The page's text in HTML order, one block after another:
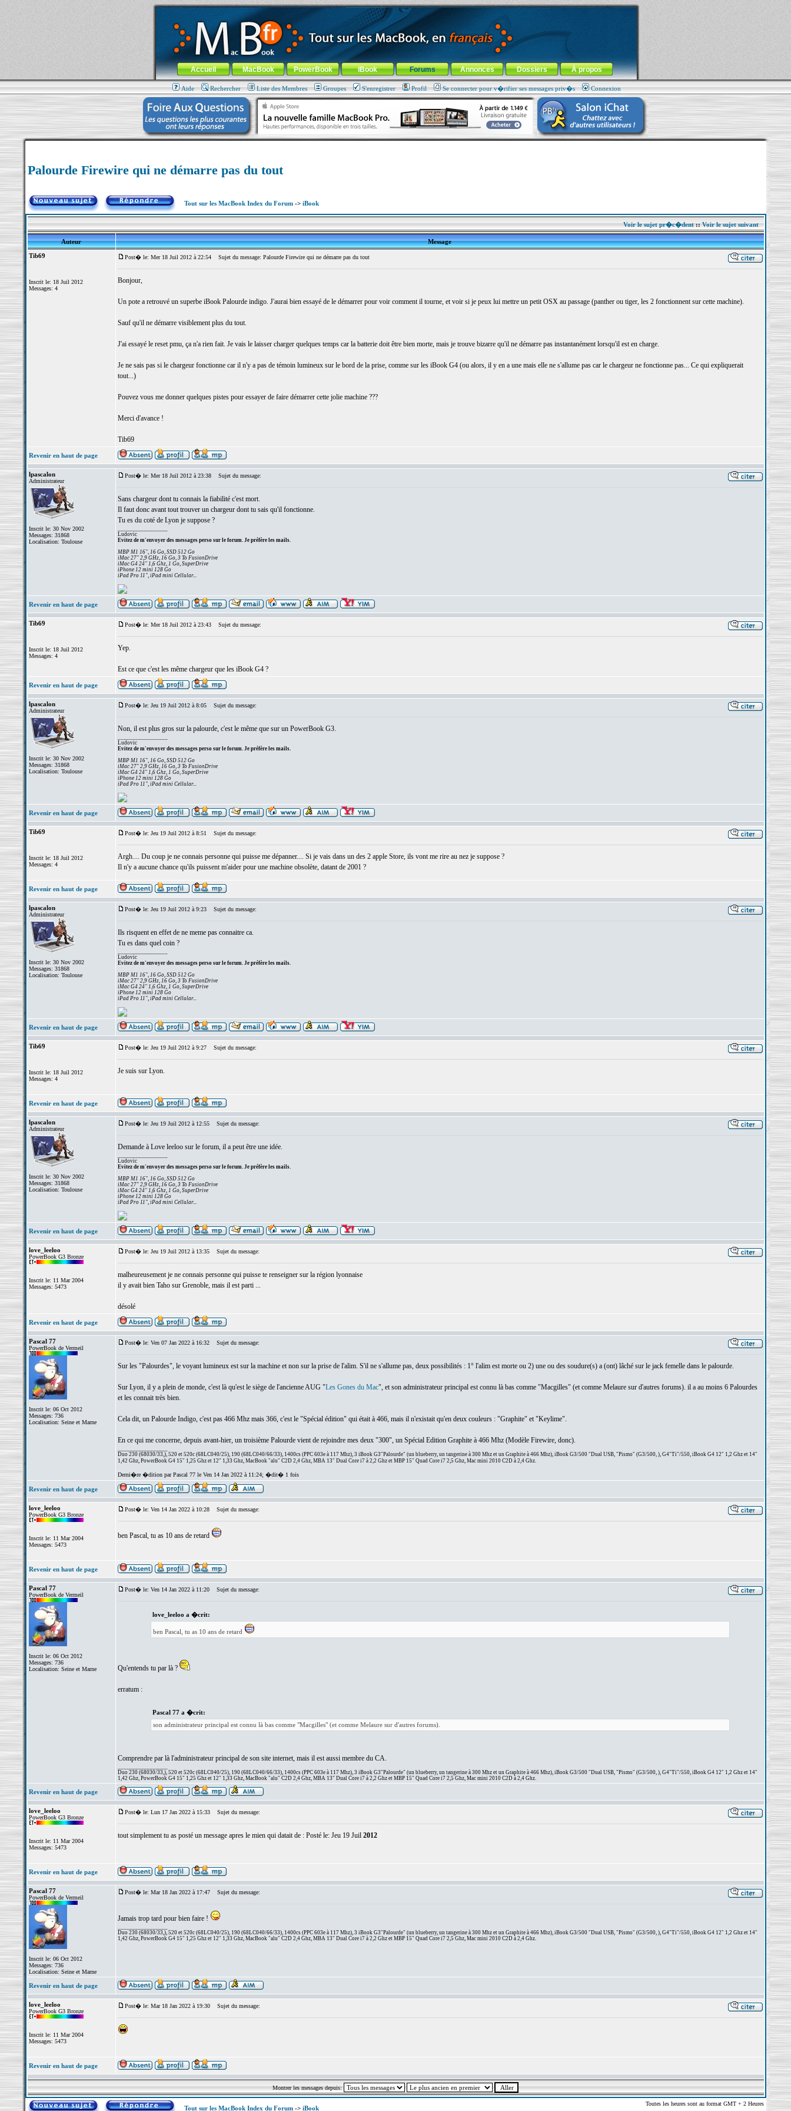
MacBook-fr.com : 100% Apple... 100% nomade !
Aller au contenu-Aller au menu général-Aller au menu de la rubrique
Menu général
Accueil MacBook PowerBook iBook Forums Annonces Dossiers À propos
Aide Rechercher Liste des Membres Groupes S'enregistrer Profil Se connecter pour v�rifier ses messages priv�s Connexion
Palourde Firewire qui ne démarre pas du tout
Tout sur les MacBook Index du Forum-> iBook
Voir le sujet pr�c�dent::Voir le sujet suivant
Auteur
Message
Tib69
Inscrit le: 18 Juil 2012
Messages: 4
Post� le: Mer 18 Juil 2012 à 22:54 Sujet du message: Palourde Firewire qui ne démarre pas du tout
Bonjour,
Un pote a retrouvé un superbe iBook Palourde indigo. J'aurai bien essayé de le démarrer pour voir comment il tourne, et voir si je peux lui mettre un petit OSX au passage (panther ou tiger, les 2 fonctionnent sur cette machine).
Sauf qu'il ne démarre visiblement plus du tout.
J'ai essayé le reset pmu, ça n'a rien fait. Je vais le laisser charger quelques temps car la batterie doit être bien morte, mais je trouve bizarre qu'il ne démarre pas instantanément lorsqu'il est en charge.
Je ne sais pas si le chargeur fonctionne car il n'y a pas de témoin lumineux sur le bord de la prise, comme sur les iBook G4 (ou alors, il y en a une mais elle ne s'allume pas car le chargeur ne fonctionne pas... Ce qui expliquerait
tout...)
Pouvez vous me donner quelques pistes pour essayer de faire démarrer cette jolie machine ???
Merci d'avance !
Tib69
Revenir en haut de page
lpascalon
Administrateur
Inscrit le: 30 Nov 2002
Messages: 31868
Localisation: Toulouse
Post� le: Mer 18 Juil 2012 à 23:38 Sujet du message:
Sans chargeur dont tu connais la fiabilité c'est mort.
Il faut donc avant tout trouver un chargeur dont tu sais qu'il fonctionne.
Tu es du coté de Lyon je suppose ?
Ludovic
Evitez de m'envoyer des messages perso sur le forum. Je préfère les mails.
MBP M1 16", 16 Go, SSD 512 Go
iMac 27" 2,9 GHz, 16 Go, 3 To FusionDrive
iMac G4 24" 1,6 Ghz, 1 Go, SuperDrive
iPhone 12 mini 128 Go
iPad Pro 11", iPad mini Cellular...
Revenir en haut de page
Tib69
Inscrit le: 18 Juil 2012
Messages: 4
Post� le: Mer 18 Juil 2012 à 23:43 Sujet du message:
Yep.
Est ce que c'est les même chargeur que les iBook G4 ?
Revenir en haut de page
lpascalon
Administrateur
Inscrit le: 30 Nov 2002
Messages: 31868
Localisation: Toulouse
Post� le: Jeu 19 Juil 2012 à 8:05 Sujet du message:
Non, il est plus gros sur la palourde, c'est le même que sur un PowerBook G3.
Ludovic
Evitez de m'envoyer des messages perso sur le forum. Je préfère les mails.
MBP M1 16", 16 Go, SSD 512 Go
iMac 27" 2,9 GHz, 16 Go, 3 To FusionDrive
iMac G4 24" 1,6 Ghz, 1 Go, SuperDrive
iPhone 12 mini 128 Go
iPad Pro 11", iPad mini Cellular...
Revenir en haut de page
Tib69
Inscrit le: 18 Juil 2012
Messages: 4
Post� le: Jeu 19 Juil 2012 à 8:51 Sujet du message:
Argh.... Du coup je ne connais personne qui puisse me dépanner.... Si je vais dans un des 2 apple Store, ils vont me rire au nez je suppose ?
Il n'y a aucune chance qu'ils puissent m'aider pour une machine obsolète, datant de 2001 ?
Revenir en haut de page
lpascalon
Administrateur
Inscrit le: 30 Nov 2002
Messages: 31868
Localisation: Toulouse
Post� le: Jeu 19 Juil 2012 à 9:23 Sujet du message:
Ils risquent en effet de ne meme pas connaitre ca.
Tu es dans quel coin ?
Ludovic
Evitez de m'envoyer des messages perso sur le forum. Je préfère les mails.
MBP M1 16", 16 Go, SSD 512 Go
iMac 27" 2,9 GHz, 16 Go, 3 To FusionDrive
iMac G4 24" 1,6 Ghz, 1 Go, SuperDrive
iPhone 12 mini 128 Go
iPad Pro 11", iPad mini Cellular...
Revenir en haut de page
Tib69
Inscrit le: 18 Juil 2012
Messages: 4
Post� le: Jeu 19 Juil 2012 à 9:27 Sujet du message:
Je suis sur Lyon.
Revenir en haut de page
lpascalon
Administrateur
Inscrit le: 30 Nov 2002
Messages: 31868
Localisation: Toulouse
Post� le: Jeu 19 Juil 2012 à 12:55 Sujet du message:
Demande à Love leeloo sur le forum, il a peut être une idée.
Ludovic
Evitez de m'envoyer des messages perso sur le forum. Je préfère les mails.
MBP M1 16", 16 Go, SSD 512 Go
iMac 27" 2,9 GHz, 16 Go, 3 To FusionDrive
iMac G4 24" 1,6 Ghz, 1 Go, SuperDrive
iPhone 12 mini 128 Go
iPad Pro 11", iPad mini Cellular...
Revenir en haut de page
love_leeloo
PowerBook G3 Bronze
Inscrit le: 11 Mar 2004
Messages: 5473
Post� le: Jeu 19 Juil 2012 à 13:35 Sujet du message:
malheureusement je ne connais personne qui puisse te renseigner sur la région lyonnaise
il y avait bien Taho sur Grenoble, mais il est parti ...
désolé
Revenir en haut de page
Pascal 77
PowerBook de Vermeil
Inscrit le: 06 Oct 2012
Messages: 736
Localisation: Seine et Marne
Post� le: Ven 07 Jan 2022 à 16:32 Sujet du message:
Sur les "Palourdes", le voyant lumineux est sur la machine et non sur la prise de l'alim. S'il ne s'allume pas, deux possibilités : 1° l'alim est morte ou 2) une ou des soudure(s) a (ont) lâché sur le jack femelle dans le palourde.
Sur Lyon, il y a plein de monde, c'est là qu'est le siège de l'ancienne AUG "Les Gones du Mac", et son administrateur principal est connu là bas comme "Macgilles" (et comme Melaure sur d'autres forums). il a au moins 6 Palourdes
et les connait très bien.
Cela dit, un Palourde Indigo, c'est pas 466 Mhz mais 366, c'est le "Spécial édition" qui était à 466, mais il n'existait qu'en deux couleurs : "Graphite" et "Keylime".
En ce qui me concerne, depuis avant-hier, un troisième Palourde vient de rejoindre mes deux "300", un Spécial Edition Graphite à 466 Mhz (Modèle Firewire, donc).
Duo 230 (68030/33,), 520 et 520c (68LC040/25), 190 (68LC040/66/33), 1400cs (PPC 603e à 117 Mhz), 3 iBook G3"Palourde" (un blueberry, un tangerine à 300 Mhz et un Graphite à 466 Mhz), iBook G3/500 "Dual USB, "Pismo" (G3/500, ), G4"Ti"/550, iBook G4 12" 1,2 Ghz et 14"
1,42 Ghz, PowerBook G4 15" 1,25 Ghz et 12" 1,33 Ghz, MacBook "alu" C2D 2,4 Ghz, MBA 13" Dual Core i7 à 2,2 Ghz et MBP 15" Quad Core i7 2,5 Ghz, Mac mini 2010 C2D à 2,4 Ghz.
Derni�re �dition par Pascal 77 le Ven 14 Jan 2022 à 11:24; �dit� 1 fois
Revenir en haut de page
love_leeloo
PowerBook G3 Bronze
Inscrit le: 11 Mar 2004
Messages: 5473
Post� le: Ven 14 Jan 2022 à 10:28 Sujet du message:
ben Pascal, tu as 10 ans de retard
Revenir en haut de page
Pascal 77
PowerBook de Vermeil
Inscrit le: 06 Oct 2012
Messages: 736
Localisation: Seine et Marne
Post� le: Ven 14 Jan 2022 à 11:20 Sujet du message:
love_leeloo a �crit:
ben Pascal, tu as 10 ans de retard
Qu'entends tu par là ?
erratum :
Pascal 77 a �crit:
son administrateur principal est connu là bas comme "Macgilles" (et comme Melaure sur d'autres forums).
Comprendre par là l'administrateur principal de son site internet, mais il est aussi membre du CA.
Duo 230 (68030/33,), 520 et 520c (68LC040/25), 190 (68LC040/66/33), 1400cs (PPC 603e à 117 Mhz), 3 iBook G3"Palourde" (un blueberry, un tangerine à 300 Mhz et un Graphite à 466 Mhz), iBook G3/500 "Dual USB, "Pismo" (G3/500, ), G4"Ti"/550, iBook G4 12" 1,2 Ghz et 14"
1,42 Ghz, PowerBook G4 15" 1,25 Ghz et 12" 1,33 Ghz, MacBook "alu" C2D 2,4 Ghz, MBA 13" Dual Core i7 à 2,2 Ghz et MBP 15" Quad Core i7 2,5 Ghz, Mac mini 2010 C2D à 2,4 Ghz.
Revenir en haut de page
love_leeloo
PowerBook G3 Bronze
Inscrit le: 11 Mar 2004
Messages: 5473
Post� le: Lun 17 Jan 2022 à 15:33 Sujet du message:
tout simplement tu as posté un message apres le mien qui datait de : Posté le: Jeu 19 Juil 2012
Revenir en haut de page
Pascal 77
PowerBook de Vermeil
Inscrit le: 06 Oct 2012
Messages: 736
Localisation: Seine et Marne
Post� le: Mar 18 Jan 2022 à 17:47 Sujet du message:
Jamais trop tard pour bien faire !
Duo 230 (68030/33,), 520 et 520c (68LC040/25), 190 (68LC040/66/33), 1400cs (PPC 603e à 117 Mhz), 3 iBook G3"Palourde" (un blueberry, un tangerine à 300 Mhz et un Graphite à 466 Mhz), iBook G3/500 "Dual USB, "Pismo" (G3/500, ), G4"Ti"/550, iBook G4 12" 1,2 Ghz et 14"
1,42 Ghz, PowerBook G4 15" 1,25 Ghz et 12" 1,33 Ghz, MacBook "alu" C2D 2,4 Ghz, MBA 13" Dual Core i7 à 2,2 Ghz et MBP 15" Quad Core i7 2,5 Ghz, Mac mini 2010 C2D à 2,4 Ghz.
Revenir en haut de page
love_leeloo
PowerBook G3 Bronze
Inscrit le: 11 Mar 2004
Messages: 5473
Post� le: Mar 18 Jan 2022 à 19:30 Sujet du message:
Revenir en haut de page
Montrer les messages depuis:
Tout sur les MacBook Index du Forum-> iBook
Toutes les heures sont au format GMT + 2 Heures